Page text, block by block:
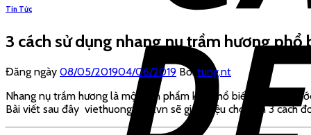
Tin Tức
3 cách sử dụng nhang nụ trầm hương phổ
Đăng ngày 08/05/201904/06/2019 Bởi tung.nt
Nhang nụ trầm hương là một sản phẩm khá phổ biến ở nhiều
Bài viết sau đây viethuongtram.vn sẽ giới thiệu cho bạn 3 cách